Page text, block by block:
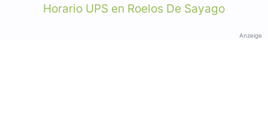
Horario UPS en Roelos De Sayago
Anzeige